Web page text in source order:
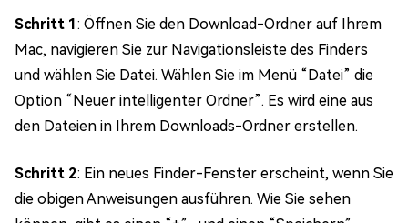
Schritt 1 : Öffnen Sie den Download-Ordner auf Ihrem
Mac, navigieren Sie zur Navigationsleiste des Finders
und wählen Sie Datei. Wählen Sie im Menü “Datei” die
Option “Neuer intelligenter Ordner”. Es wird eine aus
den Dateien in Ihrem Downloads-Ordner erstellen.
Schritt 2: Ein neues Finder-Fenster erscheint, wenn Sie
die obigen Anweisungen ausführen. Wie Sie sehen